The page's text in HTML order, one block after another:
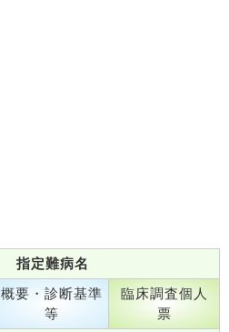
指定難病名
概要・診断基準
等
臨床調査個人
票